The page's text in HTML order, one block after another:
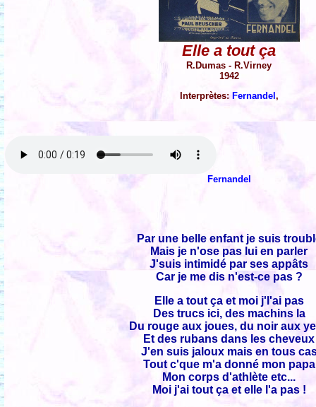
Elle a tout ça
R.Dumas - R.Virney
1942
Interprètes: Fernandel ,
Fernandel
Par une belle enfant je suis
Mais je n'ose pas lui en parler
J'suis intimidé par ses appâts
Car je me dis n'est-ce pas ?
Elle a tout ça et moi j'l'ai pas
Des trucs ici, des machins la
Du rouge aux joues, du noir aux
Et des rubans dans les cheveux
J'en suis jaloux mais en tous
Tout c'que m'a donné mon papa
Mon corps d'athlète etc...
Moi j'ai tout ça et elle l'a pas !